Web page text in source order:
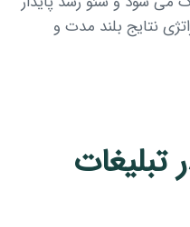
نتایج بلند مدت و
تبلیغات